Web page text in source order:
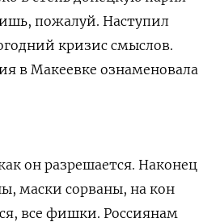
пожалуй. Наступил
кризис смыслов.
в Макеевке ознаменовала
он разрешается. Наконец
маски сорваны, на кон
все фишки. Россиянам